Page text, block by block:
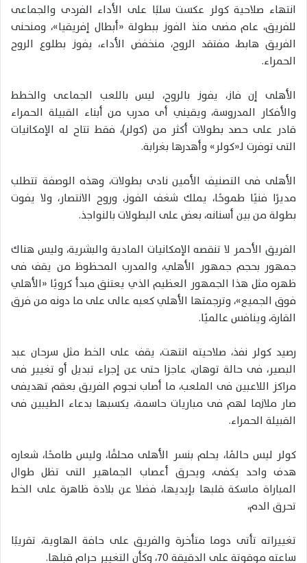
انتهاء صلاحية كولر عكست سلبًا على الأداء الفردى والجماعى
للفريق، عام مضى منذ الفوز ببطولة «أبطال إفريقيا»، ومنحنى
الفريق هابط، مفتقد الروح، منخفض الأداء، يفوز بطلوع الروح
الحمراء.
الأهلى إن فاز، يفوز بالروح، ليس باللعب الجماعى والخطط
والأفكار المدروسة، ويقيني أى مدرب من أبناء القبيلة الحمراء
قادر على حصد بطولات أكثر من (كولر)، فقط تتاح له الإمكانيات
التى توفرت لـ«كولر» وأهدرها بغرابة.
الأهلى فى التصنيف الأمين نادى بطولات، وهذه الوصفة تتطلب
مديرًا فنيًا طموحًا، يملك شغف الفوز، وروح الانتصار، ولا يفوت
بطولة من بين أسنانه، بعض على البطولات بالنواجذ.
الفريق الأحمر لا تنقصه الإمكانيات المادية والبشرية، وليس هناك
جمهور بحجم جمهور الأهلي، والمدرب المحظوظ من يقف فى
ظهره مثل هذا الجمهور العظيم الذي يعتنق مبدأ كرويًا «الأهلي
فوق الجميع»، وترجمتها الأهلي كعبه عالى على ما دونه من فرق
القارة، وينافس عالميًا.
رصيد كولر نفذ، صلاحيته انتهت، يقف على الخط مثل سرحان عبد
البصير، فى حالة توهان، عاجزا حتى عن إجراء تبديل أو تغيير فى
مراكز اللاعبين فى الملعب، ما أصاب نجوم الفريق بعقم تهديفى
صار ملازما لهم فى مباريات حاسمة، يكسبها بدعاء الطيبين فى
القبيلة الحمراء.
كولر ليس حالمًا، يحلم بنسر الأهلى محلقًا، وليس طامحًا، شعاره
هدف واحد يكفى، ويحرق أعصاب الجماهير التى تظل طوال
المباراة ماسكة قلبها بإيديها، فضلا عن بلادة ظاهرة على الخط
تحرق الدم،
تغييراته تأتى دوما متأخرة والفريق على حافة الهاوية، تقريبًا
ساعته موقوتة على الدقيقة ٧٠، وكأن التغيير حرام قبلها.